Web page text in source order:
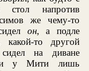
стол напротив
же чему-то
он, а подле
то другой
на диване
и у Мити лишь